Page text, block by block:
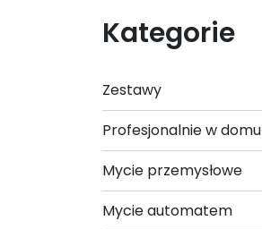
Kategorie
Zestawy
Profesjonalnie w domu
Mycie przemysłowe
Mycie automatem